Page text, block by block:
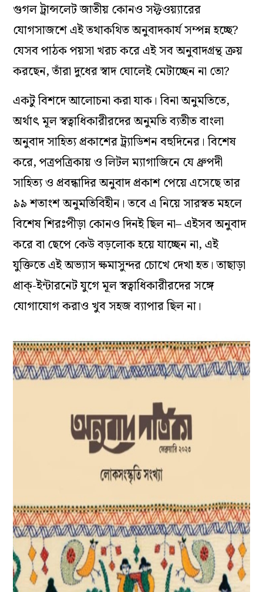
গুগল ট্রান্সলেট জাতীয় কোনওসফ্টওয়্যারের
যোগসাজশে এই তথাকথিত অনুবাদকার্য সম্পন্ন হচ্ছে?
যেসব পাঠক পয়সা খরচ করে এই সব অনুবাদগ্রন্থ ক্রয়
করছেন, তাঁরা দুধের স্বাদ ঘোলেই মেটাচ্ছেন না তো?
একটু বিশদে আলোচনা করা যাক। বিনা অনুমতিতে,
অর্থাৎ মূল স্বত্বাধিকারীরদের অনুমতি ব্যতীত বাংলা
অনুবাদ সাহিত্য প্রকাশের ট্র্যাডিশন বহুদিনের। বিশেষ
করে, পত্রপত্রিকায় ও লিটল ম্যাগাজিনে যে ধ্রুপদী
সাহিত্য ও প্রবন্ধাদির অনুবাদ প্রকাশ পেয়ে এসেছে তার
৯৯ শতাংশ অনুমতিবিহীন। তবে এ নিয়ে সারস্বত মহলে
বিশেষ শিরঃপীড়া কোনও দিনই ছিল না– এইসব অনুবাদ
করে বা ছেপে কেউ বড়লোক হয়ে যাচ্ছেন না, এই
যুক্তিতে এই অভ্যাস ক্ষমাসুন্দর চোখে দেখা হত। তাছাড়া
প্রাক্-ইন্টারনেট যুগে মূল স্বত্বাধিকারীরদের সঙ্গে
যোগাযোগ করাও খুব সহজ ব্যাপার ছিল না।